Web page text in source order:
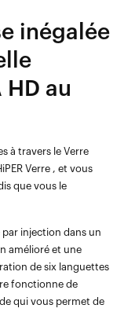
inégalée
HD au
à travers le Verre
Verre , et vous
que vous le
injection dans un
amélioré et une
de six languettes
fonctionne de
qui vous permet de